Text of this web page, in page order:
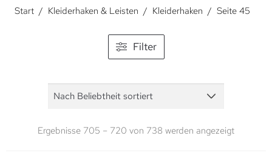
Start / Kleiderhaken & Leisten / Kleiderhaken / Seite 45
Filter
Ergebnisse 705 – 720 von 738 werden angezeigt